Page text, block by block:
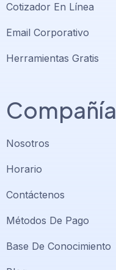
Cotizador En Línea
Email Corporativo
Herramientas Gratis
Compañía
Nosotros
Horario
Contáctenos
Métodos De Pago
Base De Conocimiento